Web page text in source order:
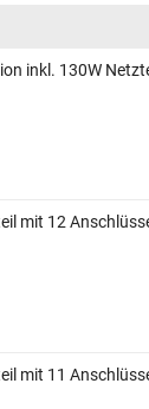
inkl. 130W
mit 12
mit 11